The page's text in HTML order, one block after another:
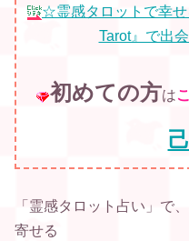
☆霊感タロットで幸
Tarot』で出
初めての方は
「霊感タロット占い」で
寄せる